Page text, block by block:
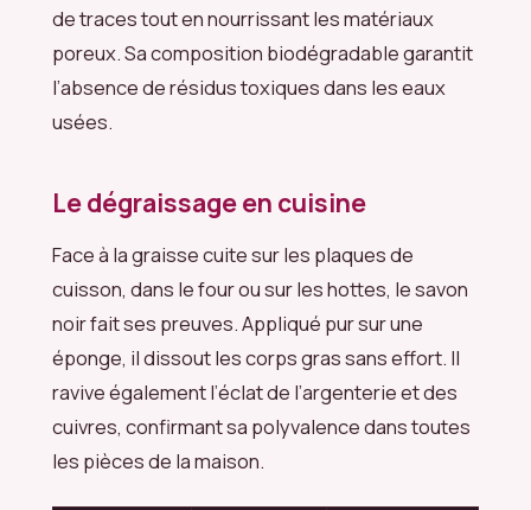
de traces tout en nourrissant les matériaux
poreux. Sa composition biodégradable garantit
l’absence de résidus toxiques dans les eaux
usées.
Le dégraissage en cuisine
Face à la graisse cuite sur les plaques de
cuisson, dans le four ou sur les hottes, le savon
noir fait ses preuves. Appliqué pur sur une
éponge, il dissout les corps gras sans effort. Il
ravive également l’éclat de l’argenterie et des
cuivres, confirmant sa polyvalence dans toutes
les pièces de la maison.